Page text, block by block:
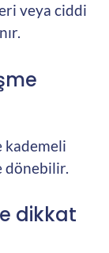
veya ciddi
kademeli
dikkat